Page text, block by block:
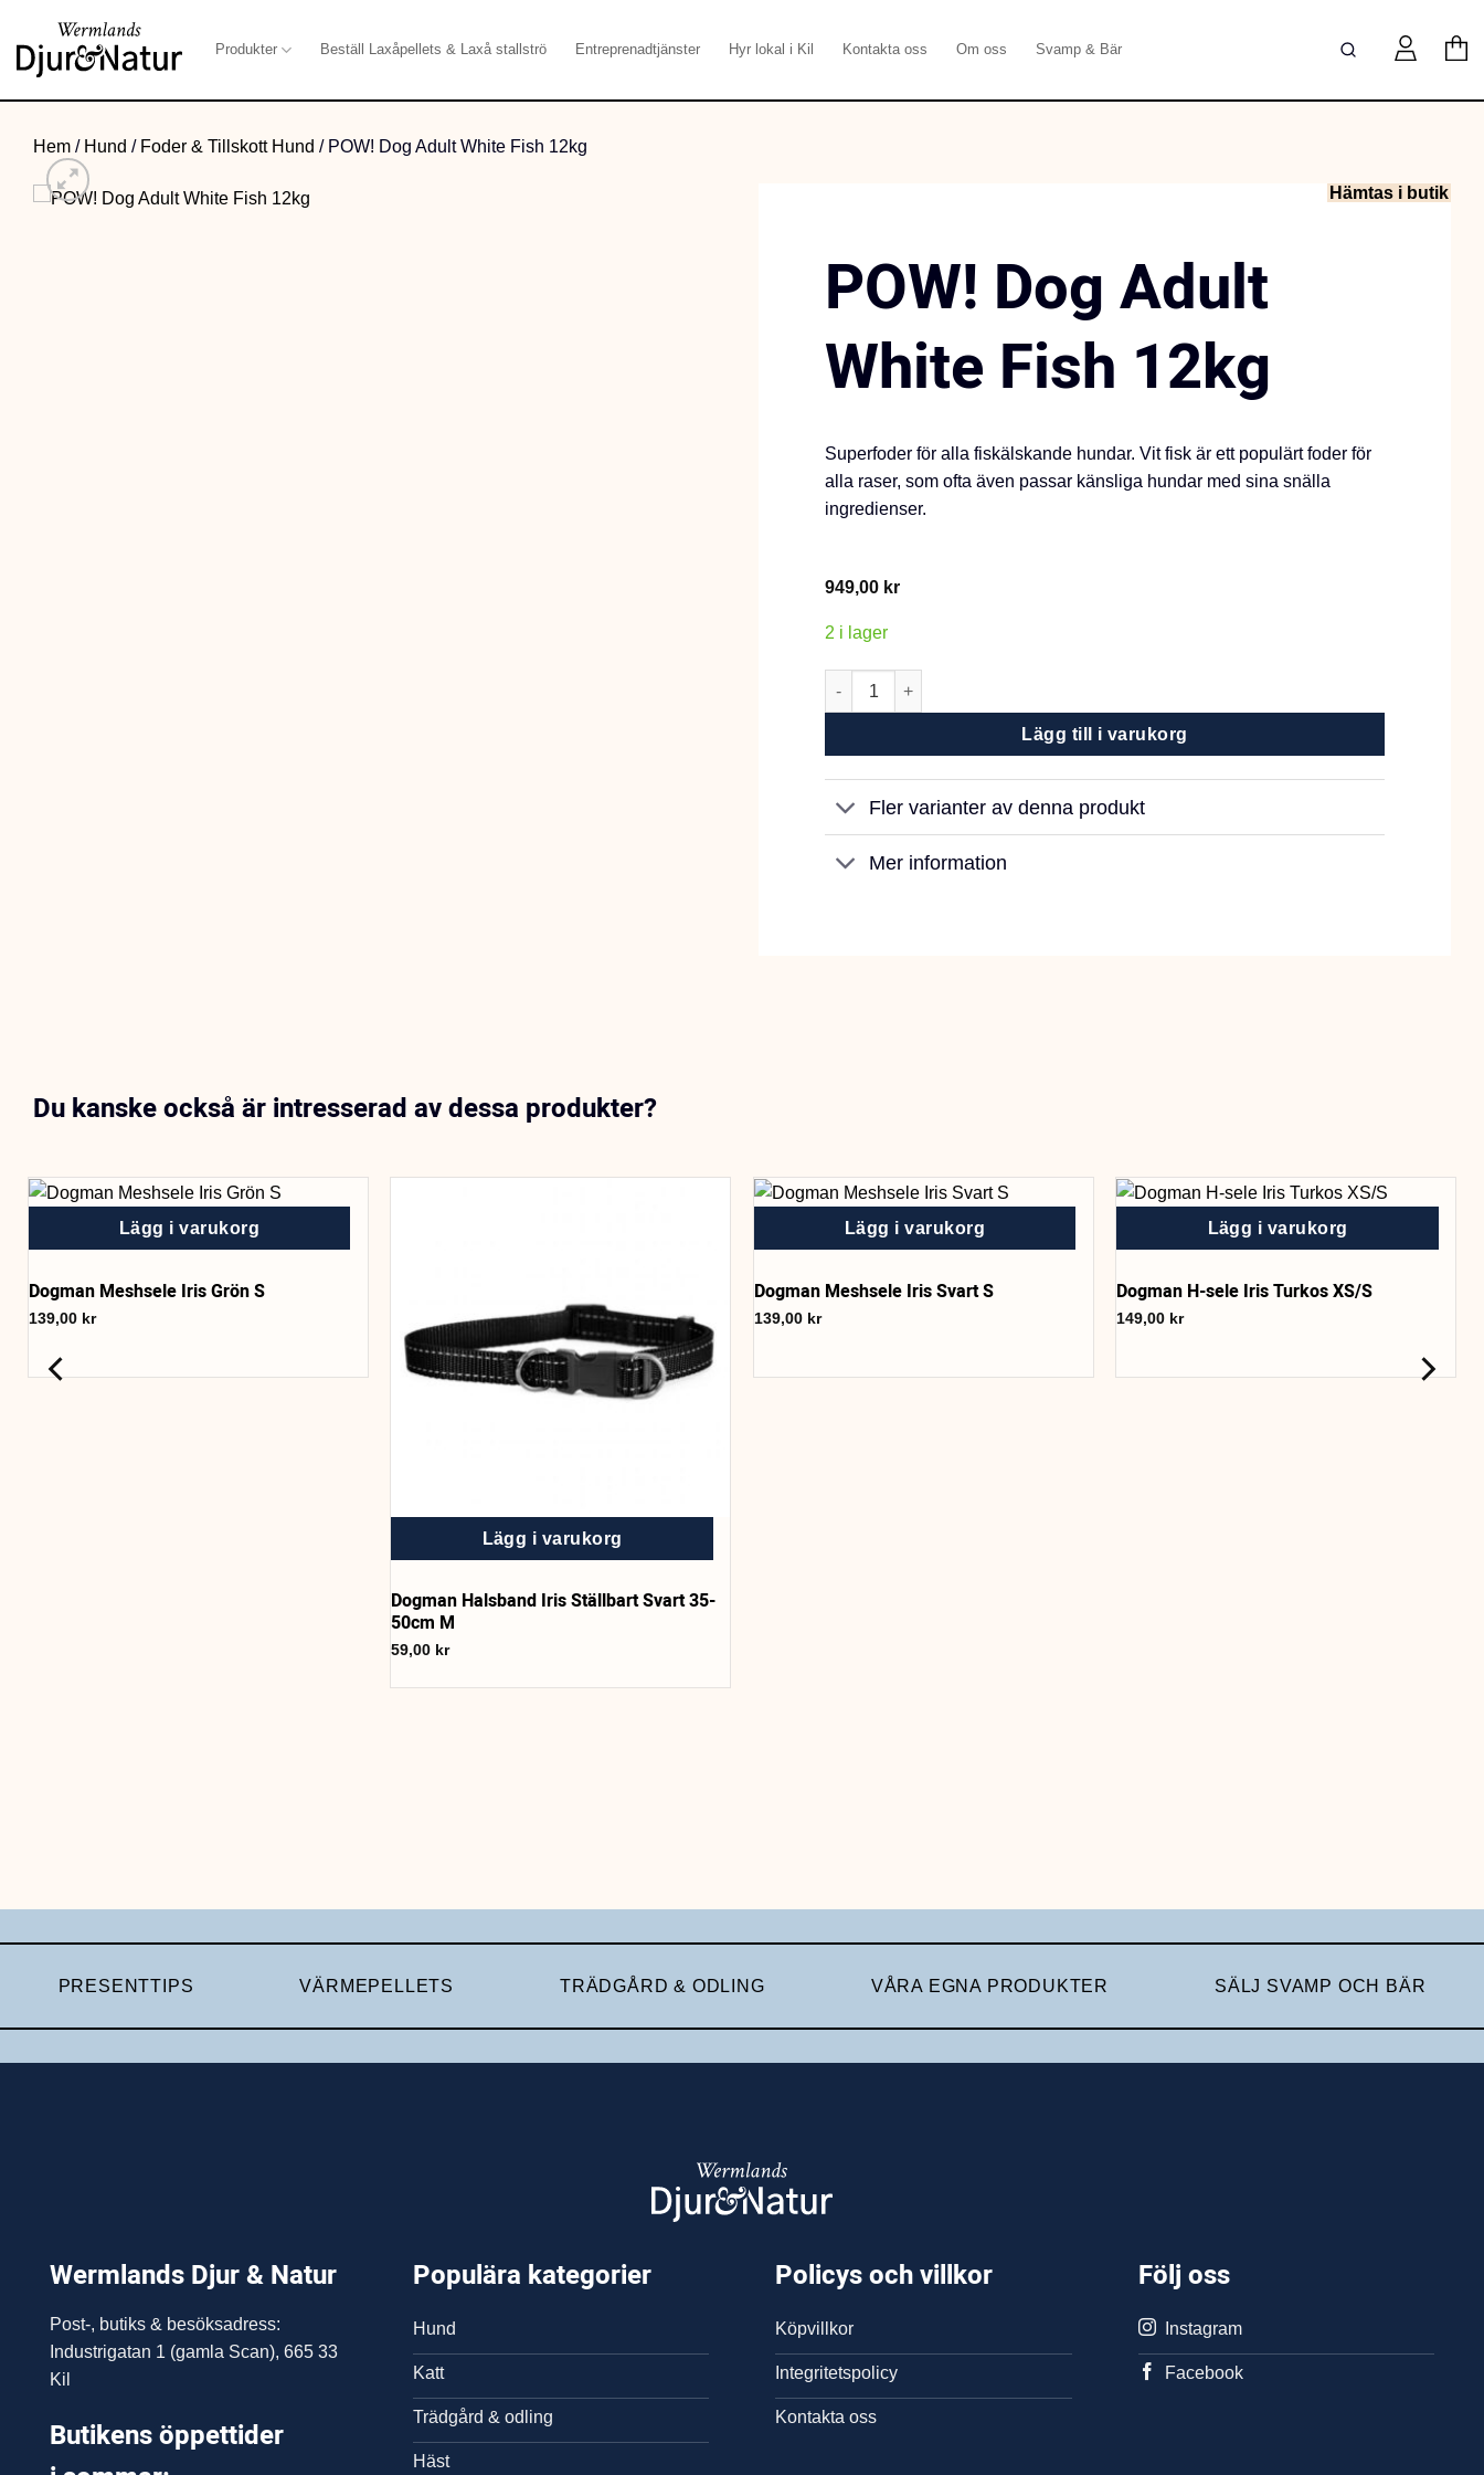
content
Produkter Beställ Laxåpellets & Laxå stallströ Entreprenadtjänster Hyr lokal i Kil Kontakta oss Om oss Svamp & Bär
Hem / Hund / Foder & Tillskott Hund / POW! Dog Adult White Fish 12kg
Hämtas i butik
POW! Dog Adult
White Fish 12kg
Superfoder för alla fiskälskande hundar. Vit fisk är ett populärt foder för
alla raser, som ofta även passar känsliga hundar med sina snälla
ingredienser.
949,00 kr
2 i lager
POW! Dog Adult White Fish 12kg mängd
Lägg till i varukorg
Fler varianter av denna produkt
Mer information
Du kanske också är intresserad av dessa produkter?
Lägg i varukorg
Dogman Meshsele Iris Grön S
139,00 kr
Lägg i varukorg
Dogman Halsband Iris Ställbart Svart 35-
50cm M
59,00 kr
Lägg i varukorg
Dogman Meshsele Iris Svart S
139,00 kr
Lägg i varukorg
Dogman H-sele Iris Turkos XS/S
149,00 kr
PRESENTTIPS VÄRMEPELLETS TRÄDGÅRD & ODLING VÅRA EGNA PRODUKTER SÄLJ SVAMP OCH BÄR
Wermlands Djur & Natur
Post-, butiks & besöksadress:
Industrigatan 1 (gamla Scan), 665 33
Kil
Butikens öppettider
Populära kategorier
Hund
Katt
Trädgård & odling
Häst
Policys och villkor
Köpvillkor
Integritetspolicy
Kontakta oss
Följ oss
Instagram
Facebook